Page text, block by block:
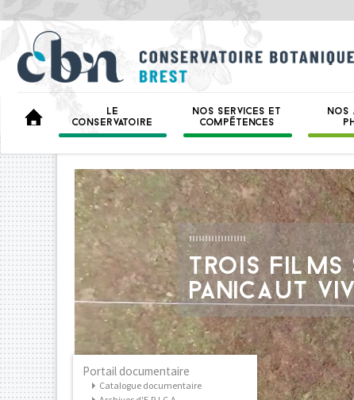
LE
CONSERVATOIRE
NOS SERVICES ET
COMPÉTENCES
NOS
Portail documentaire
Catalogue documentaire
TROIS FILMS
PANICAUT